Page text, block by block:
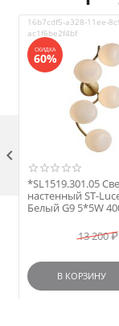
16b7cdf5-a328-11ee-
ac1f6be2f4bf
СКИДКА
60%
*SL1519.301.05
настенный ST-
Белый G9 5*5W
13 200₽
В КОРЗИНУ
